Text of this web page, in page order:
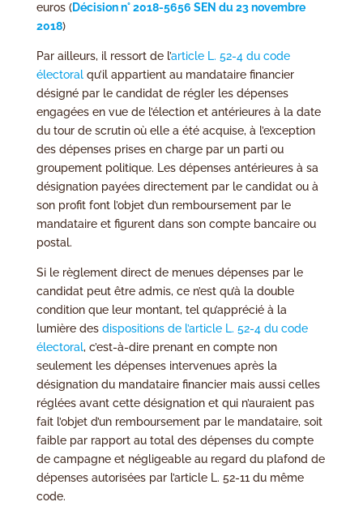
euros (Décision n° 2018-5656 SEN du 23 novembre
2018)
Par ailleurs, il ressort de l’article L. 52-4 du code
électoralqu’il appartient au mandataire financier
désigné par le candidat de régler les dépenses
engagées en vue de l’élection et antérieures à la date
du tour de scrutin où elle a été acquise, à l’exception
des dépenses prises en charge par un parti ou
groupement politique. Les dépenses antérieures à sa
désignation payées directement par le candidat ou à
son profit font l’objet d’un remboursement par le
mandataire et figurent dans son compte bancaire ou
postal.
Si le règlement direct de menues dépenses par le
candidat peut être admis, ce n’est qu’à la double
condition que leur montant, tel qu’apprécié à la
lumière des dispositions de l’article L. 52-4 du code
électoral, c’est-à-dire prenant en compte non
seulement les dépenses intervenues après la
désignation du mandataire financier mais aussi celles
réglées avant cette désignation et qui n’auraient pas
fait l’objet d’un remboursement par le mandataire, soit
faible par rapport au total des dépenses du compte
de campagne et négligeable au regard du plafond de
dépenses autorisées par l’article L. 52-11 du même
code.